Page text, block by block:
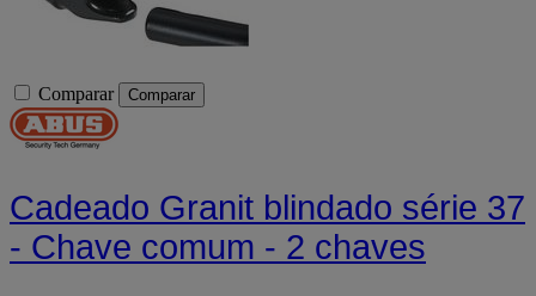
Comparar Comparar
Cadeado Granit blindado série 37
- Chave comum - 2 chaves